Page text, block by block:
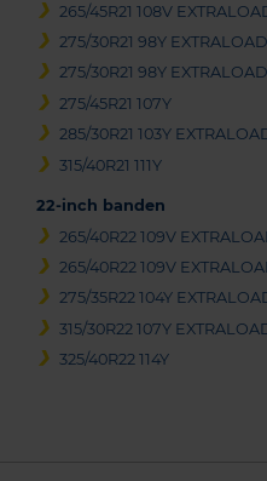
265/45R21 108V
275/30R21 98Y EXTRALOAD
275/30R21 98Y EXTRALOAD
275/45R21 107Y
285/30R21 103Y
315/40R21 111Y
22-inch banden
265/40R22 109V
265/40R22 109V
275/35R22 104Y
315/30R22 107Y
325/40R22 114Y